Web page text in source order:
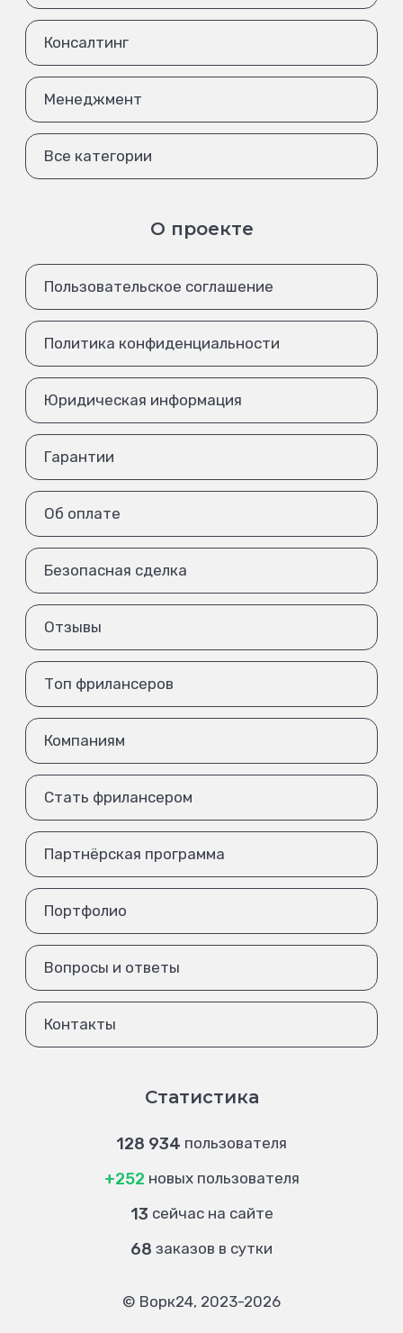
Консалтинг
Менеджмент
Все категории
О проекте
Пользовательское соглашение
Политика конфиденциальности
Юридическая информация
Гарантии
Об оплате
Безопасная сделка
Отзывы
Топ фрилансеров
Компаниям
Стать фрилансером
Партнёрская программа
Портфолио
Вопросы и ответы
Контакты
Статистика
128 934 пользователя
+252 новых пользователя
13 сейчас на сайте
68 заказов в сутки
© Ворк24, 2023-2026